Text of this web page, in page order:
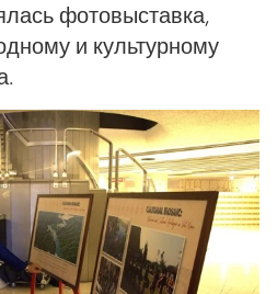
фотовыставка,
и культурному